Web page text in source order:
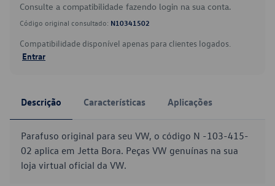
Consulte a compatibilidade fazendo login na sua conta.
Código original consultado: N10341502
Compatibilidade disponível apenas para clientes logados.
Entrar
Descrição Características Aplicações
Parafuso original para seu VW, o código N -103-415-
02 aplica em Jetta Bora. Peças VW genuínas na sua
loja virtual oficial da VW.